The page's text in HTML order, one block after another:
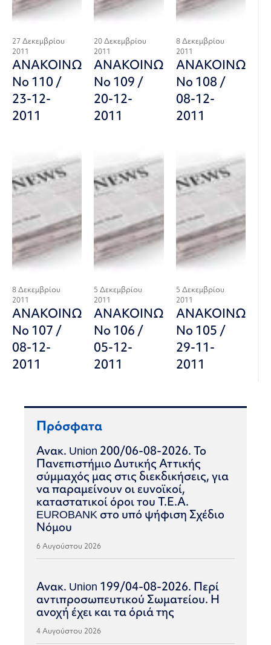
27 Δεκεμβρίου
2011
ΑΝΑΚΟΙΝΩΣΗ
Νο 110 /
23-12-
2011
20 Δεκεμβρίου
2011
ΑΝΑΚΟΙΝΩΣΗ
Νο 109 /
20-12-
2011
8 Δεκεμβρίου
2011
ΑΝΑΚΟΙΝΩΣΗ
Νο 108 /
08-12-
2011
8 Δεκεμβρίου
2011
ΑΝΑΚΟΙΝΩΣΗ
Νο 107 /
08-12-
2011
5 Δεκεμβρίου
2011
ΑΝΑΚΟΙΝΩΣΗ
Νο 106 /
05-12-
2011
5 Δεκεμβρίου
2011
ΑΝΑΚΟΙΝΩΣΗ
Νο 105 /
29-11-
2011
Πρόσφατα
Ανακ. Union 200/06-08-2026. Το
Πανεπιστήμιο Δυτικής Αττικής
σύμμαχός μας στις διεκδικήσεις, για
να παραμείνουν οι ευνοϊκοί,
καταστατικοί όροι του Τ.Ε.Α.
EUROBANK στο υπό ψήφιση Σχέδιο
Νόμου
6 Αυγούστου 2026
Ανακ. Union 199/04-08-2026. Περί
αντιπροσωπευτικού Σωματείου. Η
ανοχή έχει και τα όριά της
4 Αυγούστου 2026